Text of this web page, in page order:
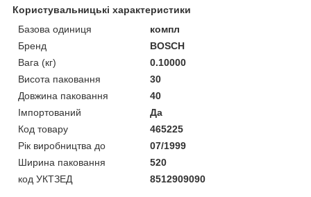
Користувальницькі характеристики
Базова одиниця
компл
Бренд
BOSCH
Вага (кг)
0.10000
Висота паковання
30
Довжина паковання
40
Імпортований
Да
Код товару
465225
Рік виробництва до
07/1999
Ширина паковання
520
код УКТЗЕД
8512909090